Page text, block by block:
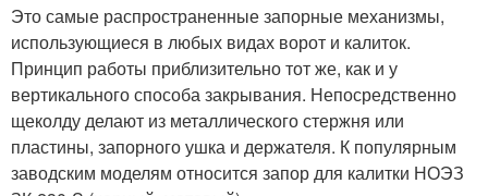
Это самые распространенные запорные механизмы,
использующиеся в любых видах ворот и калиток.
Принцип работы приблизительно тот же, как и у
вертикального способа закрывания. Непосредственно
щеколду делают из металлического стержня или
пластины, запорного ушка и держателя. К популярным
заводским моделям относится запор для калитки НОЭЗ